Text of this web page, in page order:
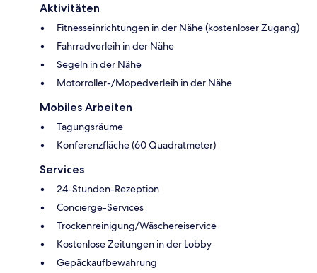
Aktivitäten
Fitnesseinrichtungen in der Nähe (kostenloser Zugang)
Fahrradverleih in der Nähe
Segeln in der Nähe
Motorroller-/Mopedverleih in der Nähe
Mobiles Arbeiten
Tagungsräume
Konferenzfläche (60 Quadratmeter)
Services
24-Stunden-Rezeption
Concierge-Services
Trockenreinigung/Wäschereiservice
Kostenlose Zeitungen in der Lobby
Gepäckaufbewahrung